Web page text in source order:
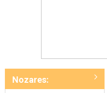
Nozares: